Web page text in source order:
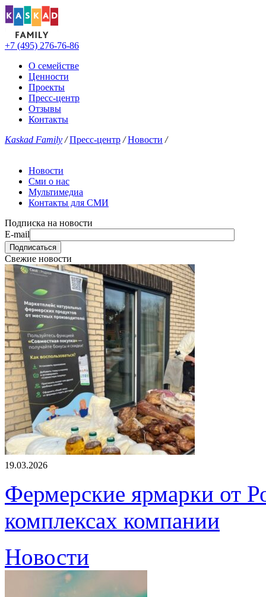
+7 (495) 276-76-86
О семействе
Ценности
Проекты
Пресс-центр
Отзывы
Контакты
Kaskad Family / Пресс-центр / Новости /
Новости
Сми о нас
Мультимедиа
Контакты для СМИ
Подписка на новости
E-mail
Свежие новости
19.03.2026
Фермерские ярмарки от
комплексах компании
Новости